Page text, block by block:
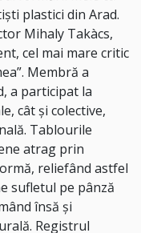
plastici din Arad.
Mihaly Takàcs,
cel mai mare critic
Membră a
a participat la
cât și colective,
Tablourile
atrag prin
reliefând astfel
sufletul pe pânză
însă și
Registrul